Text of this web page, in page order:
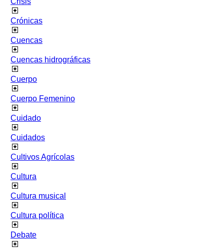
Crónicas
Cuencas
Cuencas hidrográficas
Cuerpo
Cuerpo Femenino
Cuidado
Cuidados
Cultivos Agrícolas
Cultura
Cultura musical
Cultura política
Debate